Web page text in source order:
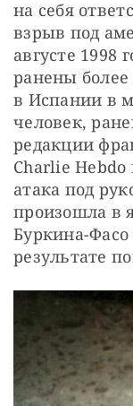
на себя
взрыв под
августе 1998
ранены более
в Испании в
человек,
редакции
Charlie Hebdo
атака под
произошла в
Буркина-Фасо
результате